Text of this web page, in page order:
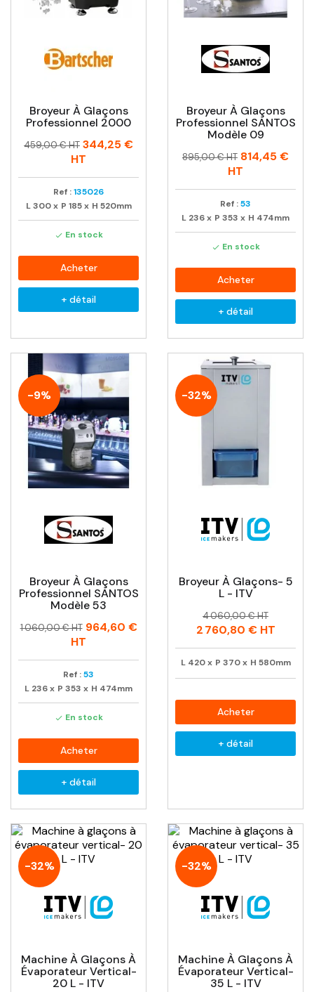
Broyeur À Glaçons
Professionnel 2000
Prix
Prix
459,00 € HT 344,25 €
HT
Ref :135026
L 300 x P 185 x H 520mm
 En stock
Acheter
+ détail
Broyeur À Glaçons
Professionnel SANTOS
Modèle 09
Prix
Prix
895,00 € HT 814,45 €
HT
Ref :53
L 236x P 353 x H 474mm
 En stock
Acheter
+ détail
-9%
Broyeur À Glaçons
Professionnel SANTOS
Modèle 53
Prix
Prix
1 060,00 € HT 964,60 €
HT
Ref :53
L 236x P 353 x H 474mm
 En stock
Acheter
+ détail
-32%
Broyeur À Glaçons- 5
L - ITV
Prix
Prix
habituel
4 060,00 € HT
2 760,80 €HT
L 420 x P 370 x H 580mm
Acheter
+ détail
-32%
Machine À Glaçons À
Évaporateur Vertical-
20 L - ITV
-32%
Machine À Glaçons À
Évaporateur Vertical-
35 L - ITV